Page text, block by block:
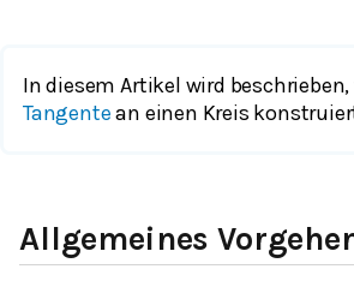
In diesem Artikel wird
Tangentean einen Kreis
Allgemeines